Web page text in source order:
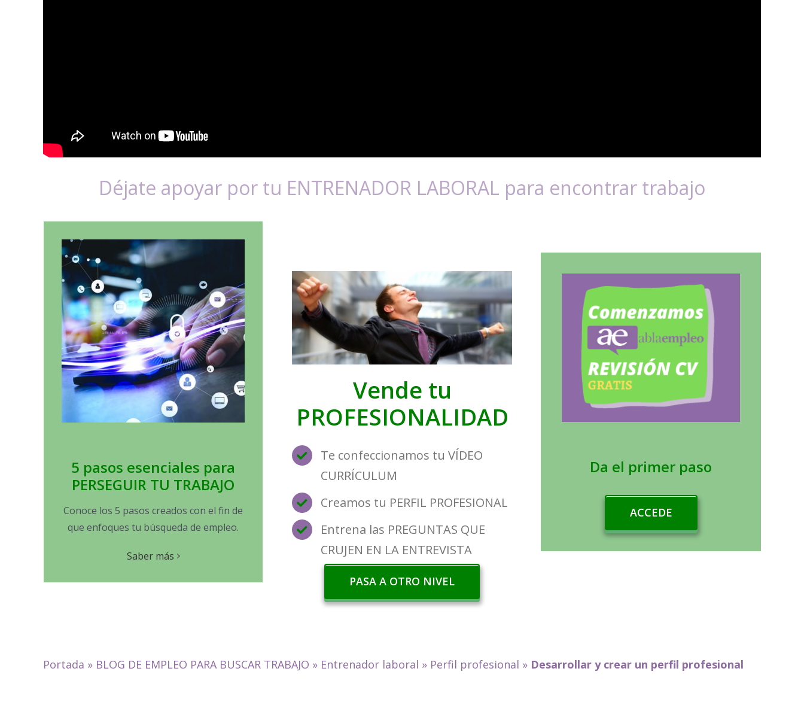
Déjate apoyar por tu ENTRENADOR LABORAL para encontrar trabajo
5 pasos esenciales para
PERSEGUIR TU TRABAJO
Conoce los 5 pasos creados con el fin de
que enfoques tu búsqueda de empleo.
Saber más
Vende tu
PROFESIONALIDAD
Te confeccionamos tu VÍDEO
CURRÍCULUM
Creamos tu PERFIL PROFESIONAL
Entrena las PREGUNTAS QUE
CRUJEN EN LA ENTREVISTA
PASA A OTRO NIVEL
Da el primer paso
ACCEDE
Portada » BLOG DE EMPLEO PARA BUSCAR TRABAJO » Entrenador laboral » Perfil profesional » Desarrollar y crear un perfil profesional